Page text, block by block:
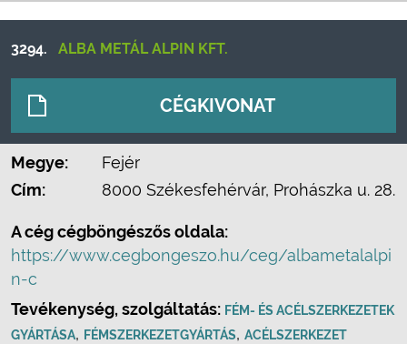
3294. ALBA METÁL ALPIN KFT.
CÉGKIVONAT
Megye:
Fejér
Cím:
8000 Székesfehérvár, Prohászka u. 28.
A cég cégböngészős oldala:
https://www.cegbongeszo.hu/ceg/albametalalpi
n-c
Tevékenység, szolgáltatás: FÉM- ÉS ACÉLSZERKEZETEK
GYÁRTÁSA, FÉMSZERKEZETGYÁRTÁS, ACÉLSZERKEZET